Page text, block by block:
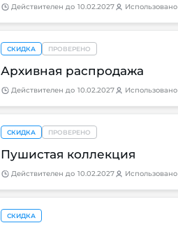
Действителен до 10.02.2027 Использовано
СКИДКА ПРОВЕРЕНО
Архивная распродажа
Действителен до 10.02.2027 Использовано
СКИДКА ПРОВЕРЕНО
Пушистая коллекция
Действителен до 10.02.2027 Использовано
СКИДКА